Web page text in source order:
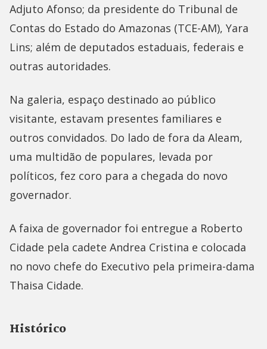
Adjuto Afonso; da presidente do Tribunal de
Contas do Estado do Amazonas (TCE-AM), Yara
Lins; além de deputados estaduais, federais e
outras autoridades.
Na galeria, espaço destinado ao público
visitante, estavam presentes familiares e
outros convidados. Do lado de fora da Aleam,
uma multidão de populares, levada por
políticos, fez coro para a chegada do novo
governador.
A faixa de governador foi entregue a Roberto
Cidade pela cadete Andrea Cristina e colocada
no novo chefe do Executivo pela primeira-dama
Thaisa Cidade.
Histórico